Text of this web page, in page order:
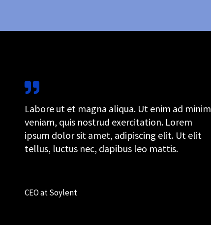
Labore ut et magna aliqua. Ut enim ad minim
veniam, quis nostrud exercitation. Lorem
ipsum dolor sit amet, adipiscing elit. Ut elit
tellus, luctus nec, dapibus leo mattis.
CEO at Soylent